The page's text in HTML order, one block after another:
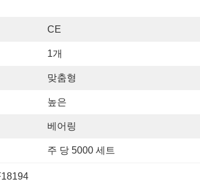
CE
1개
맞춤형
높은
베어링
주 당 5000 세트